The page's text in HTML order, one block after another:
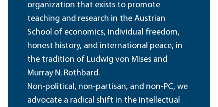
organization that exists to promote
teaching and research in the Austrian
School of economics, individual freedom,
honest history, and international peace, in
the tradition of Ludwig von Mises and
Murray N. Rothbard.
Non-political, non-partisan, and non-PC, we
advocate a radical shift in the intellectual